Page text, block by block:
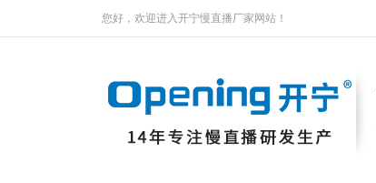
您好，欢迎进入开宁慢直播厂家网站！